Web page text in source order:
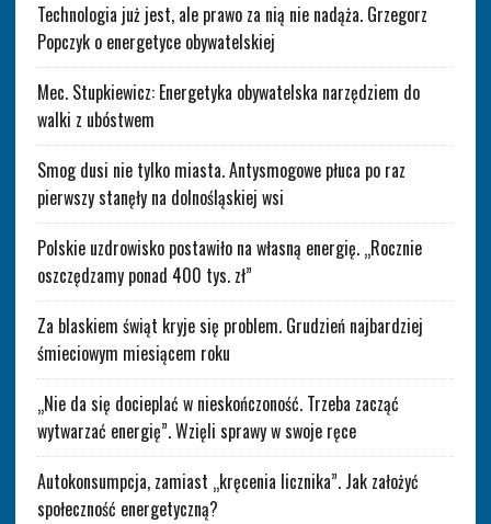
Technologia już jest, ale prawo za nią nie nadąża. Grzegorz
Popczyk o energetyce obywatelskiej
Mec. Stupkiewicz: Energetyka obywatelska narzędziem do
walki z ubóstwem
Smog dusi nie tylko miasta. Antysmogowe płuca po raz
pierwszy stanęły na dolnośląskiej wsi
Polskie uzdrowisko postawiło na własną energię. „Rocznie
oszczędzamy ponad 400 tys. zł”
Za blaskiem świąt kryje się problem. Grudzień najbardziej
śmieciowym miesiącem roku
„Nie da się docieplać w nieskończoność. Trzeba zacząć
wytwarzać energię”. Wzięli sprawy w swoje ręce
Autokonsumpcja, zamiast „kręcenia licznika”. Jak założyć
społeczność energetyczną?